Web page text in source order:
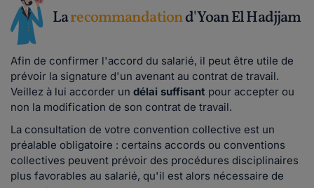
Larecommandationd'Yoan El Hadjjam
Afin de confirmer l'accord du salarié, il peut être utile de
prévoir la signature d'un avenant au contrat de travail.
Veillez à lui accorder un délai suffisant pour accepter ou
non la modification de son contrat de travail.
La consultation de votre convention collective est un
préalable obligatoire : certains accords ou conventions
collectives peuvent prévoir des procédures disciplinaires
plus favorables au salarié, qu'il est alors nécessaire de